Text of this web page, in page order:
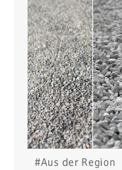
#Aus der Region